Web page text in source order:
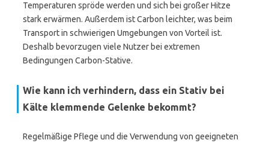
Temperaturen spröde werden und sich bei großer Hitze
stark erwärmen. Außerdem ist Carbon leichter, was beim
Transport in schwierigen Umgebungen von Vorteil ist.
Deshalb bevorzugen viele Nutzer bei extremen
Bedingungen Carbon-Stative.
Wie kann ich verhindern, dass ein Stativ bei
Kälte klemmende Gelenke bekommt?
Regelmäßige Pflege und die Verwendung von geeigneten